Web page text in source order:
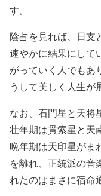
す。
陰占を見れば、日支
速やかに結果にして
がっていく人でもあ
うして美しく人生が
なお、石門星と天将
壮年期は貫索星と天
晩年期は天印星がま
を離れ、正統派の音
れたのはまさに宿命